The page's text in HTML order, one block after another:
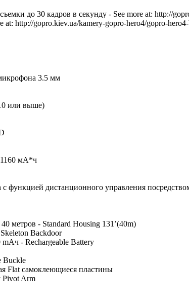
до 30 кадров в секунду - See more at: http://
at: http://gopro.kiev.ua/kamery-gopro-hero4/gopro-
3.5 мм
или выше)
мА*ч
функцией дистанционного управления
метров - Standard Housing 131’(40m)
Backdoor
mAч - Rechargeable Battery
Buckle
Flat самоклеющиеся пластины
Pivot Arm